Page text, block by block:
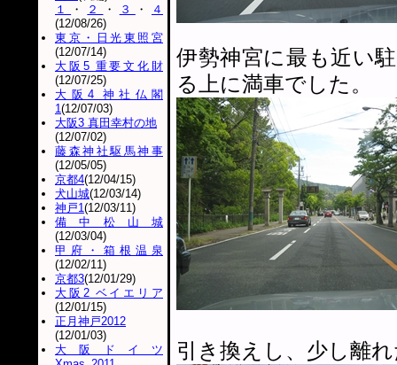
伊勢神宮に最も近い
る上に満車でした。
引き換えし、少し離
１
・ ２ ・ ３ ・
４
(12/08/26)
東京・日光東照宮
(12/07/14)
大阪5 重要文化財
(12/07/25)
大阪4 神社仏閣
1(12/07/03)
大阪3 真田幸村の地
(12/07/02)
藤森神社駆馬神事
(12/05/05)
京都4(12/04/15)
犬山城(12/03/14)
神戸1(12/03/11)
備中松山城
(12/03/04)
甲府・箱根温泉
(12/02/11)
京都3(12/01/29)
大阪2 ベイエリア
(12/01/15)
正月神戸2012
(12/01/03)
大阪ドイツ